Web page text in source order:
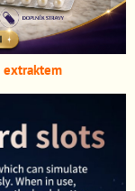
extraktem